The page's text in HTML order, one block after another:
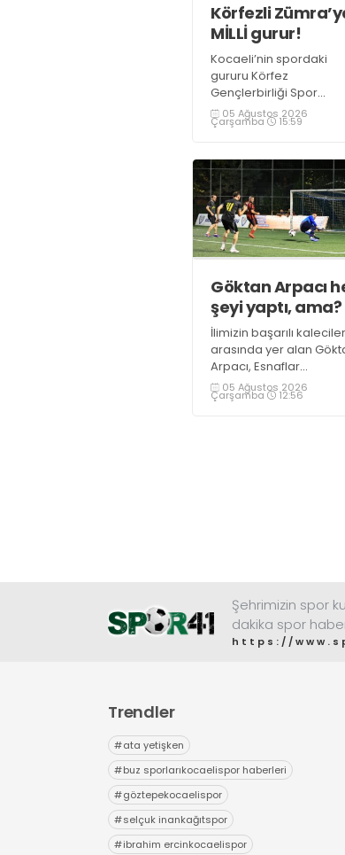
Körfezli
MİLLİ gurur!
Kocaeli’nin spordaki
gururu Körfez
Gençlerbirliği Spor
Kulübü, altyapısından
yetiştirdiği sporcularla
devam ediyor.
05 Ağustos 2026
Çarşamba 15:59
Göktan Arpacı
şeyi yaptı, ama?
İlimizin başarılı
arasında yer alan
Arpacı, Esnaflar
Turnuvası’nda Ultra Çelik
takımının kalesini
05 Ağustos 2026
Çarşamba 12:56
Şehrimizin spor
dakika spor
https://
Trendler
#ata yetişken
#buz sporlarıkocaelispor haberleri
#göztepekocaelispor
#selçuk inankağıtspor
#ibrahim ercinkocaelispor